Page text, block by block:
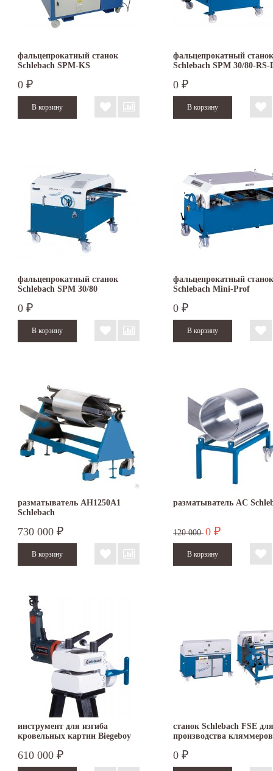
фальцепрокатный станок
Schlebach SPM-KS
0 ₽
фальцепрокатный станок
Schlebach SPM 30/80-RS-
0 ₽
фальцепрокатный станок
Schlebach SPM 30/80
0 ₽
фальцепрокатный станок
Schlebach Mini-Prof
0 ₽
разматыватель AH1250А1
Schlebach
730 000 ₽
разматыватель AC
120 000 0 ₽
инструмент для изгиба
кровельных картин Biegeboy
610 000 ₽
станок Schlebach FSE для
производства кляммеров
0 ₽